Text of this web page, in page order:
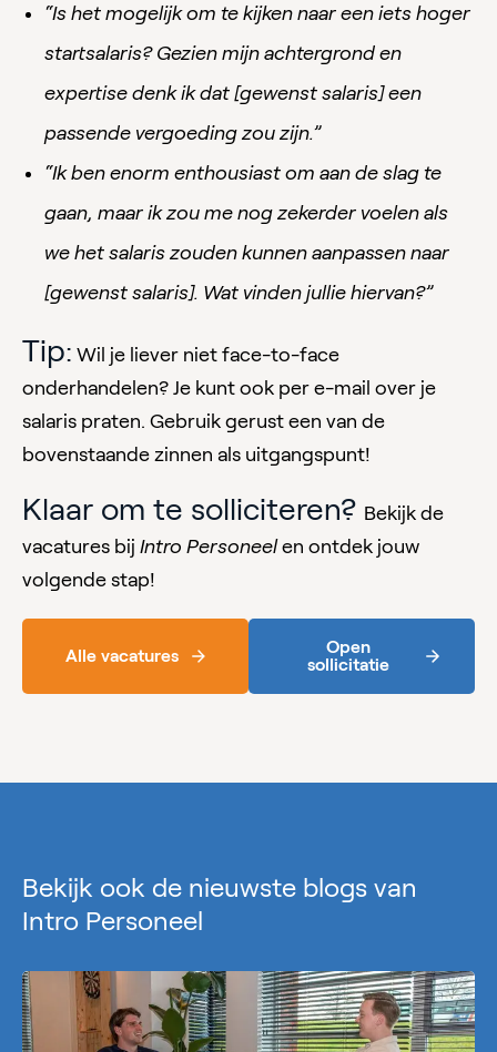
“Is het mogelijk om te kijken naar een iets hoger
startsalaris? Gezien mijn achtergrond en
expertise denk ik dat [gewenst salaris] een
passende vergoeding zou zijn.”
“Ik ben enorm enthousiast om aan de slag te
gaan, maar ik zou me nog zekerder voelen als
we het salaris zouden kunnen aanpassen naar
[gewenst salaris]. Wat vinden jullie hiervan?”
Tip: Wil je liever niet face-to-face
onderhandelen? Je kunt ook per e-mail over je
salaris praten. Gebruik gerust een van de
bovenstaande zinnen als uitgangspunt!
Klaar om te solliciteren? Bekijk de
vacatures bij Intro Personeelen ontdek jouw
volgende stap!
Alle vacatures
Open
sollicitatie
Bekijk ook de nieuwste blogs van
Intro Personeel